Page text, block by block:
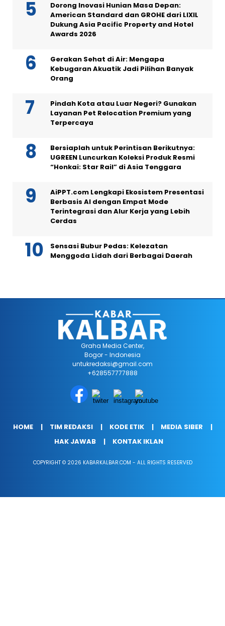
Dorong Inovasi Hunian Masa Depan:
American Standard dan GROHE dari LIXIL
Dukung Asia Pacific Property and Hotel
Awards 2026
Gerakan Sehat di Air: Mengapa
Kebugaran Akuatik Jadi Pilihan Banyak
Orang
Pindah Kota atau Luar Negeri? Gunakan
Layanan Pet Relocation Premium yang
Terpercaya
Bersiaplah untuk Perintisan Berikutnya:
UGREEN Luncurkan Koleksi Produk Resmi
“Honkai: Star Rail” di Asia Tenggara
AiPPT.com Lengkapi Ekosistem Presentasi
Berbasis AI dengan Empat Mode
Terintegrasi dan Alur Kerja yang Lebih
Cerdas
Sensasi Bubur Pedas: Kelezatan
Menggoda Lidah dari Berbagai Daerah
Graha Media Center,
Bogor - Indonesia
untukredaksi@gmail.com
+628557777888
HOME TIM REDAKSI KODE ETIK
MEDIA SIBER
HAK JAWAB
KONTAK IKLAN
COPYRIGHT © 2026 KABARKALBAR.COM - ALL RIGHTS RESERVED